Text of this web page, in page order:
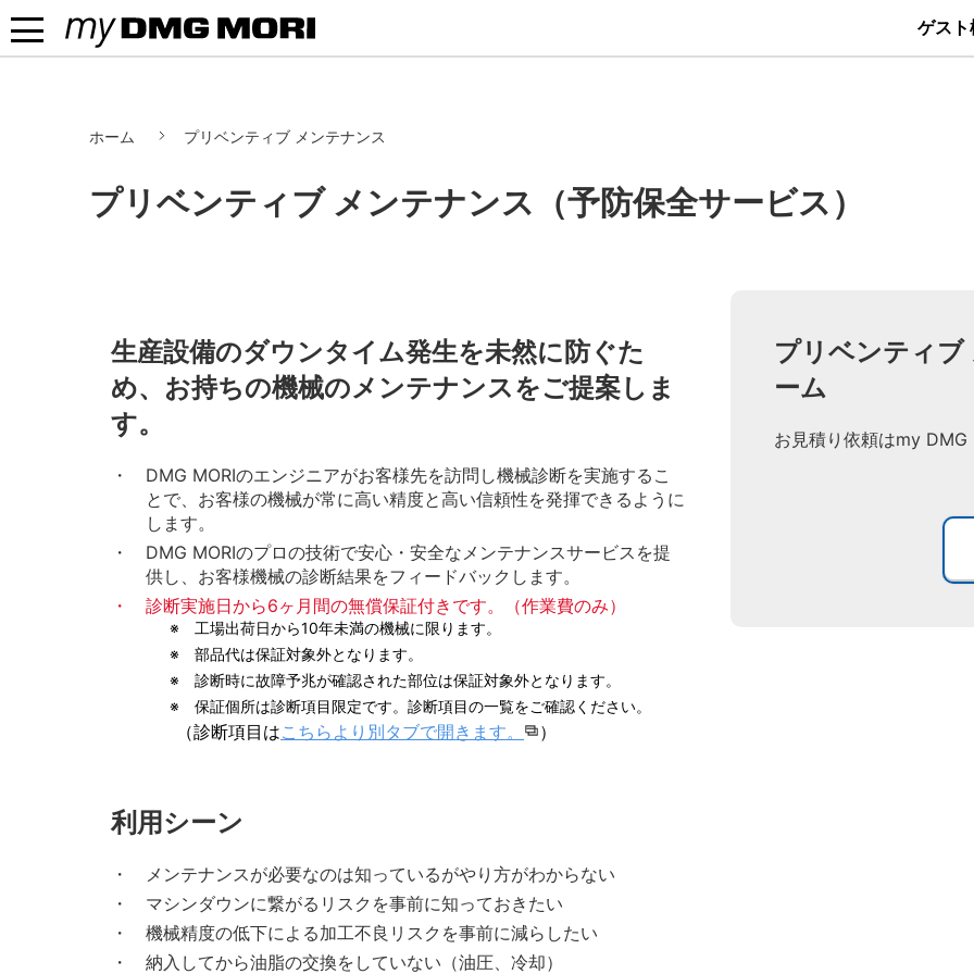
MENU
myDMGMORI
ゲスト
ホーム プリベンティブ メンテナンス
プリベンティブ メンテナンス （予防保全サービス）
生産設備のダウンタイム発生を未然に防ぐた
め、お持ちの機械のメンテナンスをご提案しま
す。
DMG MORIのエンジニアがお客様先を訪問し機械診断を実施するこ
とで、お客様の機械が常に高い精度と高い信頼性を発揮できるように
します。
DMG MORIのプロの技術で安心・安全なメンテナンスサービスを提
供し、お客様機械の診断結果をフィードバックします。
診断実施日から6ヶ月間の無償保証付きです。（作業費のみ）
工場出荷日から10年未満の機械に限ります。
部品代は保証対象外となります。
診断時に故障予兆が確認された部位は保証対象外となります。
保証個所は診断項目限定です。診断項目の一覧をご確認ください。
（診断項目はこちらより別タブで開きます。 ）
利用シーン
メンテナンスが必要なのは知っているがやり方がわからない
マシンダウンに繋がるリスクを事前に知っておきたい
機械精度の低下による加工不良リスクを事前に減らしたい
納入してから油脂の交換をしていない（油圧、冷却）
プリベンティブ
ーム
お見積り依頼はmy DMG